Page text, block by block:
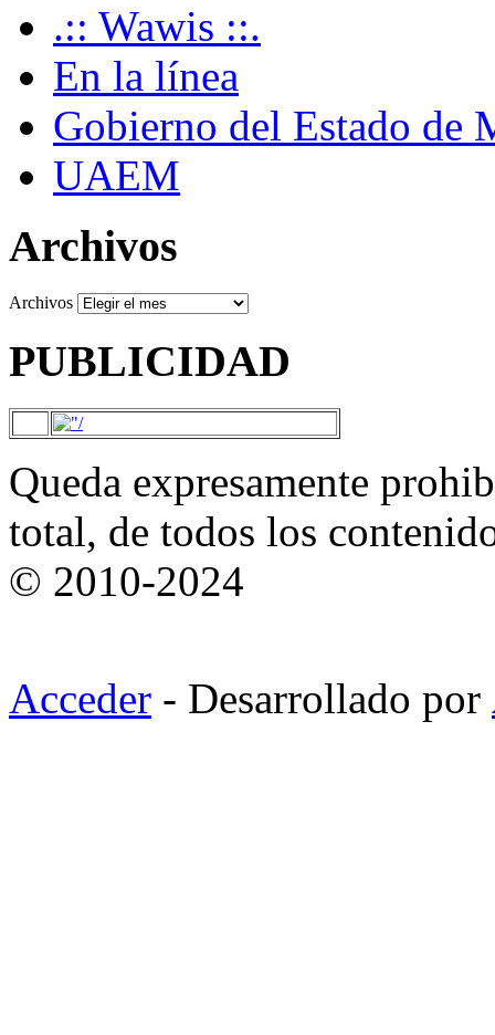
.:: Wawis ::.
En la línea
Gobierno del Estado de
UAEM
Archivos
Archivos
PUBLICIDAD
Queda expresamente
total, de todos los
© 2010-2024
Acceder - Desarrollado por